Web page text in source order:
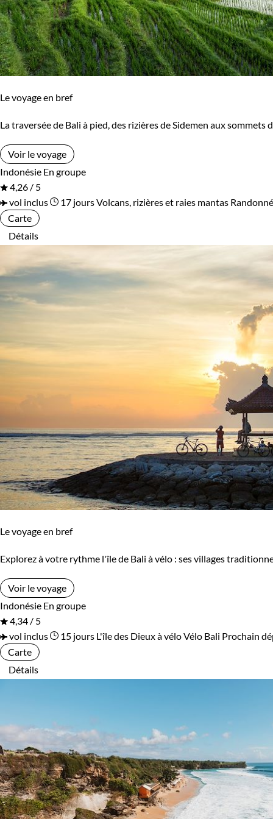
Le voyage en bref
La traversée de Bali à pied, des rizières de Sidemen aux
Voir le voyage
Indonésie En groupe
4,26 / 5
vol inclus
17 joursVolcans, rizières et raies mantas
Carte
Détails
Le voyage en bref
Explorez à votre rythme l'île de Bali à vélo : ses villages
Voir le voyage
Indonésie En groupe
4,34 / 5
vol inclus
15 jours L'île des Dieux à véloVélo Bali Prochain
Carte
Détails